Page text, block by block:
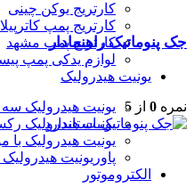
کارتریج یوکن چینی
کارتریج پمپ
کارتریج پمپ مشهد
لوازم یدکی پمپ
یونیت هیدرولیک
یونیت هیدرولیک سه
یونیت هیدرولیک
یونیت هیدرولیک با
پاوریونیت
الکتروموتور
جک پنوماتیک راهنمادار
نمره 0 از 5